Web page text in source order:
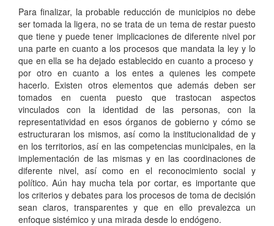
Para finalizar, la probable reducción de municipios no debe
ser tomada la ligera, no se trata de un tema de restar puesto
que tiene y puede tener implicaciones de diferente nivel por
una parte en cuanto a los procesos que mandata la ley y lo
que en ella se ha dejado establecido en cuanto a proceso y
por otro en cuanto a los entes a quienes les compete
hacerlo. Existen otros elementos que además deben ser
tomados en cuenta puesto que trastocan aspectos
vinculados con la identidad de las personas, con la
representatividad en esos órganos de gobierno y cómo se
estructuraran los mismos, así como la institucionalidad de y
en los territorios, así en las competencias municipales, en la
implementación de las mismas y en las coordinaciones de
diferente nivel, así como en el reconocimiento social y
político. Aún hay mucha tela por cortar, es importante que
los criterios y debates para los procesos de toma de decisión
sean claros, transparentes y que en ello prevalezca un
enfoque sistémico y una mirada desde lo endógeno.